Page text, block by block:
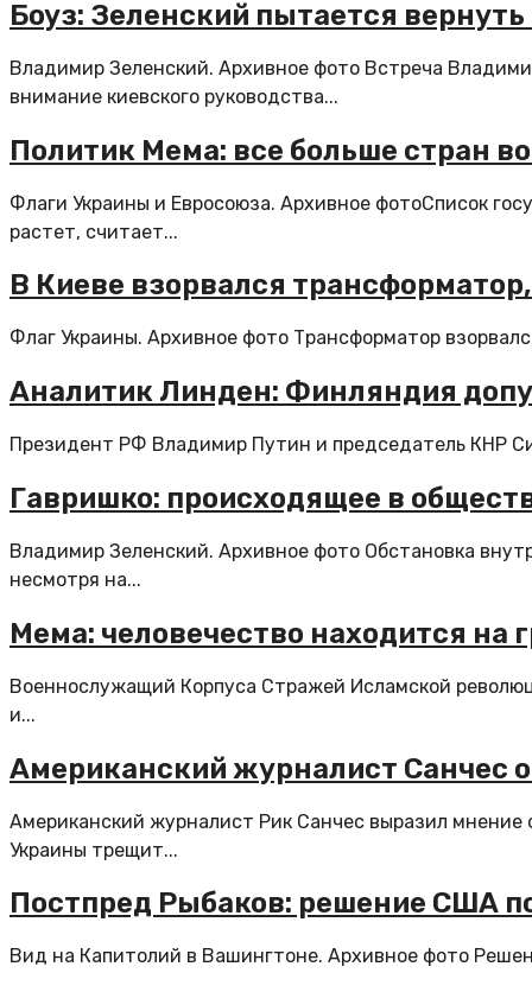
Боуз: Зеленский пытается
Владимир Зеленский. Архивное фото Встреча
внимание киевского руководства...
Политик Мема: все больше стран
Флаги Украины и Евросоюза. Архивное фотоСписок
растет, считает...
В Киеве взорвался
Флаг Украины. Архивное фото Трансформатор
Аналитик Линден: Финляндия
Президент РФ Владимир Путин и председатель КНР
Гавришко: происходящее в
Владимир Зеленский. Архивное фото Обстановка
несмотря на...
Мема: человечество находится на
Военнослужащий Корпуса Стражей Исламской
и...
Американский журналист Санчес
Американский журналист Рик Санчес выразил
Украины трещит...
Постпред Рыбаков: решение США
Вид на Капитолий в Вашингтоне. Архивное фото